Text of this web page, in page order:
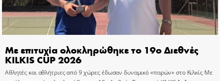
Με επιτυχία ολοκληρώθηκε το 19ο Διεθνές
KILKIS CUP 2026
Αθλητές και αθλήτριες από 9 χώρες έδωσαν δυναμικό «παρών» στο Κιλκίς Με